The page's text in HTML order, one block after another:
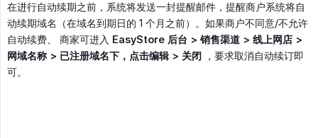
在进行自动续期之前，系统将发送一封提醒邮件，提醒商户系统将自
动续期域名（在域名到期日的 1 个月之前）。如果商户不同意/不允许
自动续费、 商家可进入 EasyStore 后台 > 销售渠道 > 线上网店 >
网域名称 > 已注册域名下，点击编辑 > 关闭 ，要求取消自动续订即
可。